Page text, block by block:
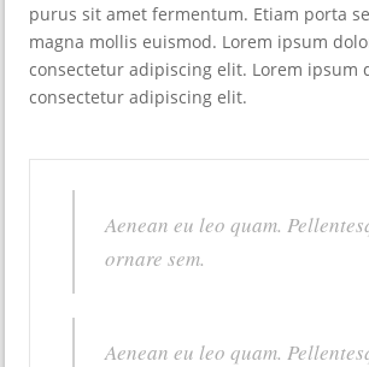
purus sit amet fermentum. Etiam porta
magna mollis euismod. Lorem ipsum
consectetur adipiscing elit. Lorem ipsum
consectetur adipiscing elit.
Aenean eu leo quam.
ornare sem.
Aenean eu leo quam.